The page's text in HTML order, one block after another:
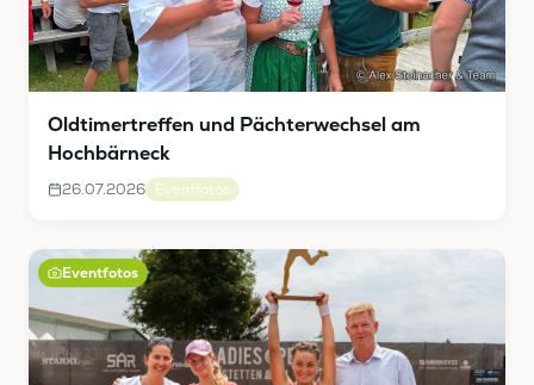
Oldtimertreffen und Pächterwechsel am
Hochbärneck
26.07.2026 Eventfotos
Eventfotos